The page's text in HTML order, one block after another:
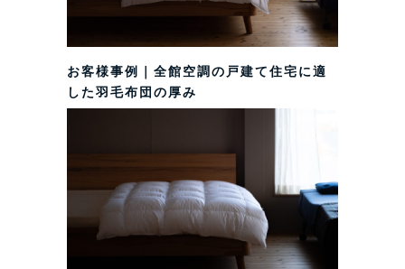
お客様事例｜全館空調の戸建て住宅に適
した羽毛布団の厚み